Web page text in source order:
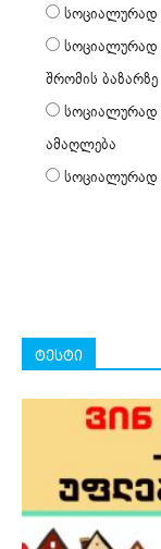
სოციალურად
სოციალურად
შრომის ბაზარზე
სოციალურად
ამაღლება
სოციალურად
ტესტი